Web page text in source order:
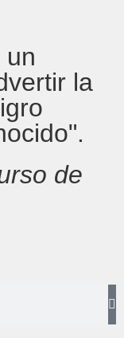
un
la
de